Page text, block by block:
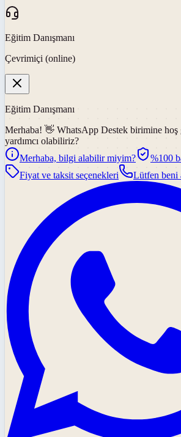
Eğitim Danışmanı
Çevrimiçi (online)
Eğitim Danışmanı
Merhaba! 👋 WhatsApp Destek birimine hoş
yardımcı olabiliriz?
Merhaba, bilgi alabilir miyim?
%100
Fiyat ve taksit seçenekleri
Lütfen beni